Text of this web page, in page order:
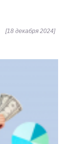
[18 декабря 2024]